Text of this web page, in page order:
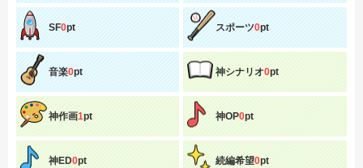
SF0pt スポーツ0pt
音楽0pt 神シナリオ0pt
神作画1pt 神OP0pt
神ED0pt 続編希望0pt